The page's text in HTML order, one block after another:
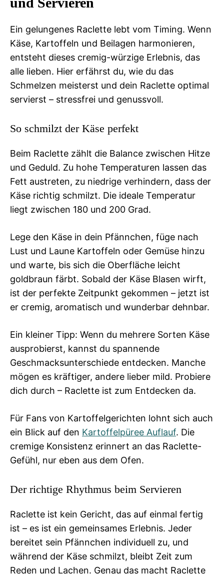
Ein gelungenes Raclette lebt vom Timing. Wenn
Käse, Kartoffeln und Beilagen harmonieren,
entsteht dieses cremig-würzige Erlebnis, das
alle lieben. Hier erfährst du, wie du das
Schmelzen meisterst und dein Raclette optimal
servierst – stressfrei und genussvoll.
So schmilzt der Käse perfekt
Beim Raclette zählt die Balance zwischen Hitze
und Geduld. Zu hohe Temperaturen lassen das
Fett austreten, zu niedrige verhindern, dass der
Käse richtig schmilzt. Die ideale Temperatur
liegt zwischen 180 und 200 Grad.
Lege den Käse in dein Pfännchen, füge nach
Lust und Laune Kartoffeln oder Gemüse hinzu
und warte, bis sich die Oberfläche leicht
goldbraun färbt. Sobald der Käse Blasen wirft,
ist der perfekte Zeitpunkt gekommen – jetzt ist
er cremig, aromatisch und wunderbar dehnbar.
Ein kleiner Tipp: Wenn du mehrere Sorten Käse
ausprobierst, kannst du spannende
Geschmacksunterschiede entdecken. Manche
mögen es kräftiger, andere lieber mild. Probiere
dich durch – Raclette ist zum Entdecken da.
Für Fans von Kartoffelgerichten lohnt sich auch
ein Blick auf den Kartoffelpüree Auflauf. Die
cremige Konsistenz erinnert an das Raclette-
Gefühl, nur eben aus dem Ofen.
Der richtige Rhythmus beim Servieren
Raclette ist kein Gericht, das auf einmal fertig
ist – es ist ein gemeinsames Erlebnis. Jeder
bereitet sein Pfännchen individuell zu, und
während der Käse schmilzt, bleibt Zeit zum
Reden und Lachen. Genau das macht Raclette